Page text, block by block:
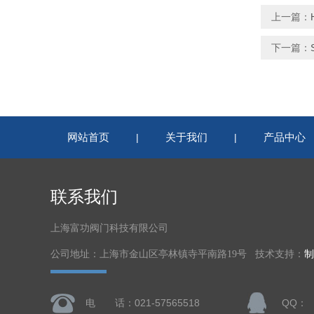
上一篇：
下一篇：
网站首页 | 关于我们 | 产品中心
联系我们
上海富功阀门科技有限公司
公司地址：上海市金山区亭林镇寺平南路19号 技术支持：
电 话：021-57565518 QQ：